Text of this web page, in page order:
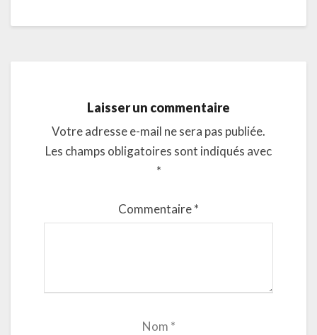
Laisser un commentaire
Votre adresse e-mail ne sera pas publiée.
Les champs obligatoires sont indiqués avec
*
Commentaire*
Nom *